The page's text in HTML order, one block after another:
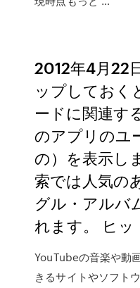
2012年4月22
ップしておく
ードに関連す
のアプリのユ
の）を表示し
索では人気の
グル・アルバ
れます。 ヒッ
YouTubeの音楽や動
きるサイトやソフト